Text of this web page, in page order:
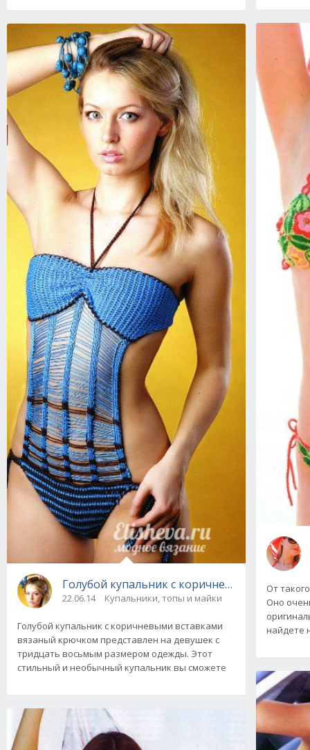
Голубой купальник с коричневыми
22.06.14 Купальники, топы и майки
Голубой купальник с коричневыми вставками
вязаный крючком представлен на девушек с
тридцать восьмым размером одежды. Этот
стильный и необычный купальник вы сможете
От
Оно
найдете